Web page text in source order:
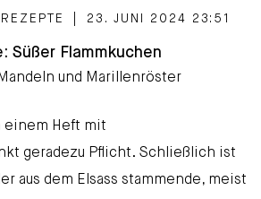
REZEPTE 23. JUNI 2024 23:51
Süßer Flammkuchen
und Marillenröster
einem Heft mit
geradezu Pflicht. Schließlich ist
aus dem Elsass stammende, meist